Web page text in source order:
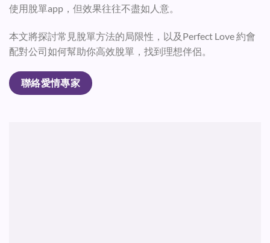
使用脫單app，但效果往往不盡如人意。
本文將探討常見脫單方法的局限性，以及Perfect Love 約會
配對公司如何幫助你高效脫單，找到理想伴侶。
聯絡愛情專家